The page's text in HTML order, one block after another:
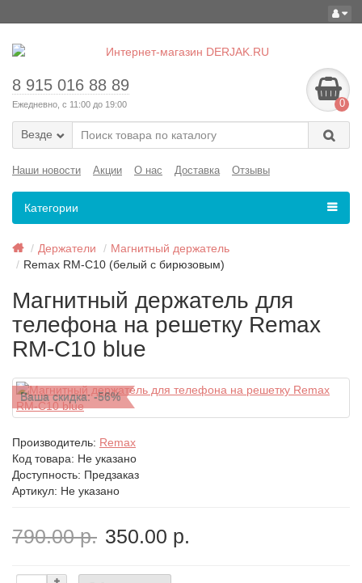
8 915 016 88 89
Ежедневно, с 11:00 до 19:00 0
Везде
Наши новости Акции О нас Доставка Отзывы
Категории
Держатели
Магнитный держатель
Remax RM-C10 (белый с бирюзовым)
Магнитный держатель для
телефона на решетку Remax
RM-C10 blue
Ваша скидка: -56%
Производитель: Remax
Код товара: Не указано
Доступность: Предзаказ
Артикул: Не указано
790.00 р. 350.00 р.